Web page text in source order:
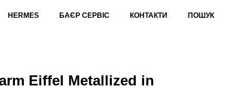
HERMES БАЄР СЕРВІС КОНТАКТИ ПОШУК
Eiffel Metallized in